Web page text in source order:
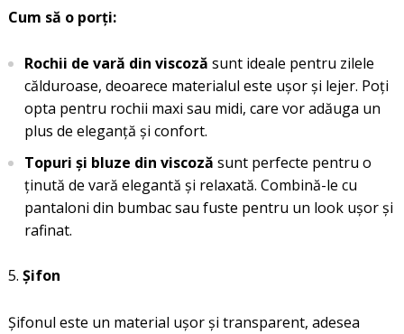
Cum să o porți:
Rochii de vară din viscoză sunt ideale pentru zilele
călduroase, deoarece materialul este ușor și lejer. Poți
opta pentru rochii maxi sau midi, care vor adăuga un
plus de eleganță și confort.
Topuri și bluze din viscoză sunt perfecte pentru o
ținută de vară elegantă și relaxată. Combină-le cu
pantaloni din bumbac sau fuste pentru un look ușor și
rafinat.
Șifon
Șifonul este un material ușor și transparent, adesea